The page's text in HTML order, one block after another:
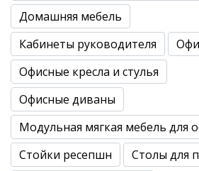
Домашняя мебель
Кабинеты руководителя
Офисные кресла и стулья
Офисные диваны
Модульная мягкая мебель для
Стойки ресепшн
Столы для